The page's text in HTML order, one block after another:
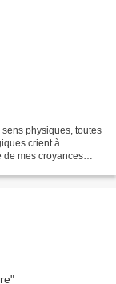
physiques, toutes
crient à
de mes croyances